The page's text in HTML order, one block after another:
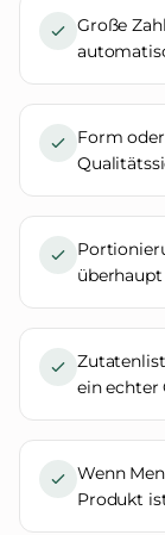
Große
Form
ein echter
Wenn
Produkt